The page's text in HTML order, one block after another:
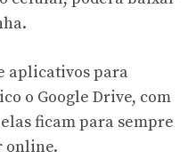
aplicativos para
o Google Drive, com
ficam para sempre
online.